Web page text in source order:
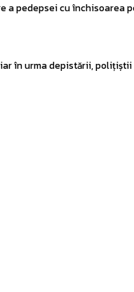
a pedepsei cu închisoarea
în urma depistării,